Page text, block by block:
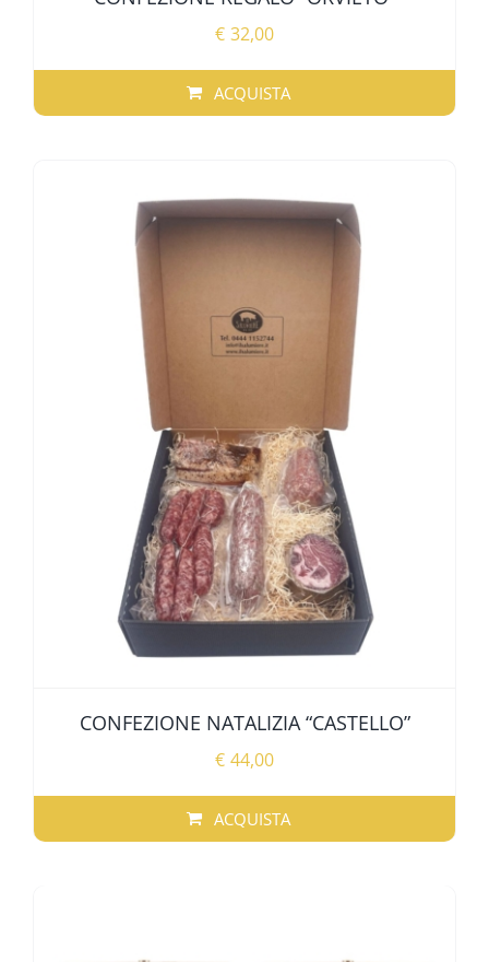
€ 32,00
ACQUISTA
CONFEZIONE NATALIZIA “CASTELLO”
€ 44,00
ACQUISTA